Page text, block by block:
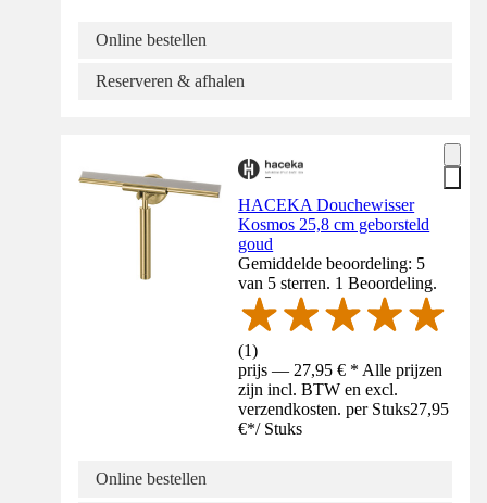
Online bestellen
Reserveren & afhalen
HACEKA Douchewisser
Kosmos 25,8 cm geborsteld
goud
Gemiddelde beoordeling: 5
van 5 sterren. 1 Beoordeling.
(1)
prijs — 27,95 € * Alle prijzen
zijn incl. BTW en excl.
verzendkosten. per Stuks27,95
€*/ Stuks
Online bestellen